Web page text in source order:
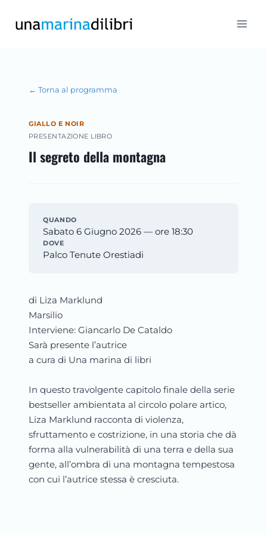
← Torna al programma
GIALLO E NOIR
PRESENTAZIONE LIBRO
Il segreto della montagna
QUANDO
Sabato 6 Giugno 2026 — ore 18:30
DOVE
Palco Tenute Orestiadi
di Liza Marklund
Marsilio
Interviene: Giancarlo De Cataldo
Sarà presente l’autrice
a cura di Una marina di libri
In questo travolgente capitolo finale della serie
bestseller ambientata al circolo polare artico,
Liza Marklund racconta di violenza,
sfruttamento e costrizione, in una storia che dà
forma alla vulnerabilità di una terra e della sua
gente, all’ombra di una montagna tempestosa
con cui l’autrice stessa è cresciuta.